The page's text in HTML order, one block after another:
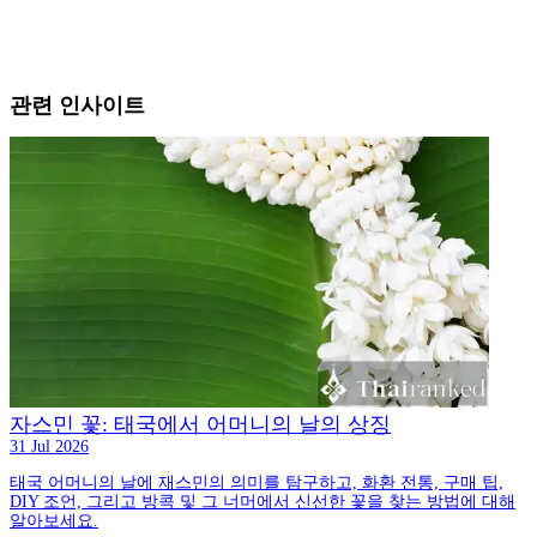
관련 인사이트
자스민 꽃: 태국에서 어머니의 날의 상징
31 Jul 2026
태국 어머니의 날에 재스민의 의미를 탐구하고, 화환 전통, 구매 팁,
DIY 조언, 그리고 방콕 및 그 너머에서 신선한 꽃을 찾는 방법에 대해
알아보세요.